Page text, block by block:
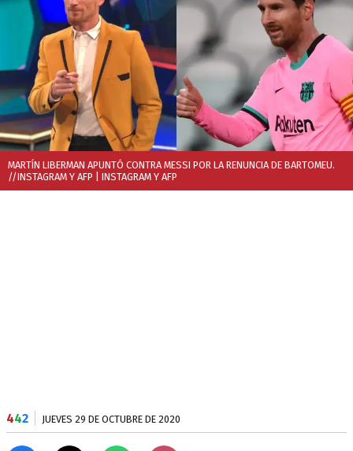
MARTÍN LIBERMAN APUNTÓ CONTRA MESSI POR LA RENUNCIA DE BARTOMEU.
//INSTAGRAM Y AFP | INSTAGRAM Y AFP
442 JUEVES 29 DE OCTUBRE DE 2020